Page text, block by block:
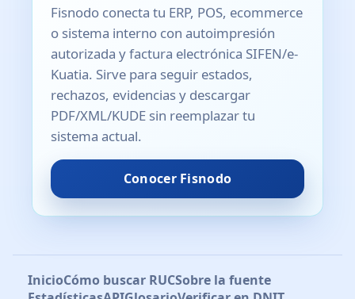
Fisnodo conecta tu ERP, POS, ecommerce
o sistema interno con autoimpresión
autorizada y factura electrónica SIFEN/e-
Kuatia. Sirve para seguir estados,
rechazos, evidencias y descargar
PDF/XML/KUDE sin reemplazar tu
sistema actual.
Conocer Fisnodo
InicioCómo buscar RUCSobre la fuente